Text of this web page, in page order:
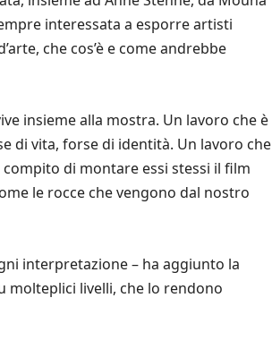
interessata a esporre artisti
che cos’è e come andrebbe
insieme alla mostra. Un lavoro che è
di vita, forse di identità. Un lavoro che
di montare essi stessi il film
le rocce che vengono dal nostro
interpretazione – ha aggiunto la
molteplici livelli, che lo rendono